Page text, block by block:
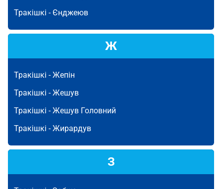
Тракішкі - Єнджеюв
Ж
Тракішкі -Жепін
Тракішкі -Жешув
Тракішкі -Жешув Головний
Тракішкі -Жирардув
З